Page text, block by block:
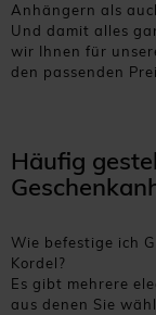
Anhängern als
Und damit alles
wir Ihnen für
den passenden
Häufig
Wie befestige ich
Kordel?
Es gibt mehrere
aus denen Sie